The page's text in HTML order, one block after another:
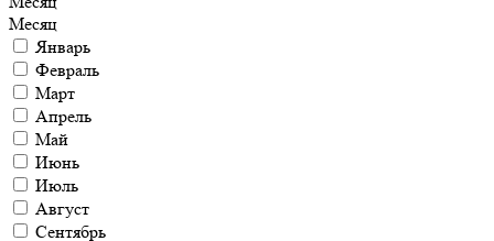
Месяц
Январь
Февраль
Март
Апрель
Май
Июнь
Июль
Август
Сентябрь